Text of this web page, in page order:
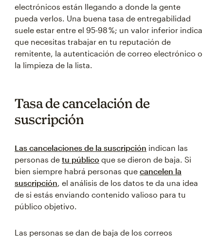
electrónicos están llegando a donde la gente
pueda verlos. Una buena tasa de entregabilidad
suele estar entre el 95-98 %; un valor inferior indica
que necesitas trabajar en tu reputación de
remitente, la autenticación de correo electrónico o
la limpieza de la lista.
Tasa de cancelación de
suscripción
Las cancelaciones de la suscripción indican las
personas de tu público que se dieron de baja. Si
bien siempre habrá personas que cancelen la
suscripción, el análisis de los datos te da una idea
de si estás enviando contenido valioso para tu
público objetivo.
Las personas se dan de baja de los correos